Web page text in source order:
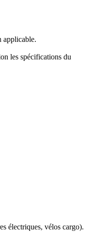
applicable.
les spécifications du
électriques, vélos cargo).